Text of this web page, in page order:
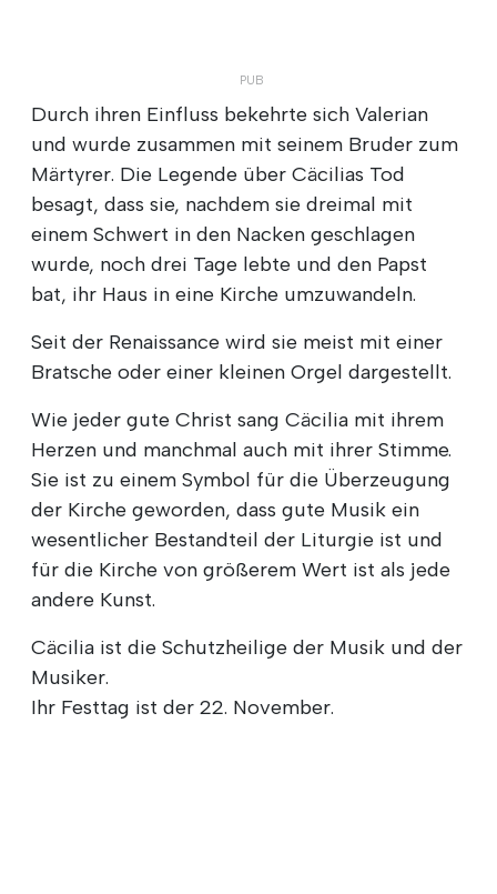
Durch ihren Einfluss bekehrte sich Valerian
und wurde zusammen mit seinem Bruder zum
Märtyrer. Die Legende über Cäcilias Tod
besagt, dass sie, nachdem sie dreimal mit
einem Schwert in den Nacken geschlagen
wurde, noch drei Tage lebte und den Papst
bat, ihr Haus in eine Kirche umzuwandeln.
Seit der Renaissance wird sie meist mit einer
Bratsche oder einer kleinen Orgel dargestellt.
Wie jeder gute Christ sang Cäcilia mit ihrem
Herzen und manchmal auch mit ihrer Stimme.
Sie ist zu einem Symbol für die Überzeugung
der Kirche geworden, dass gute Musik ein
wesentlicher Bestandteil der Liturgie ist und
für die Kirche von größerem Wert ist als jede
andere Kunst.
Cäcilia ist die Schutzheilige der Musik und der
Musiker.
Ihr Festtag ist der 22. November.